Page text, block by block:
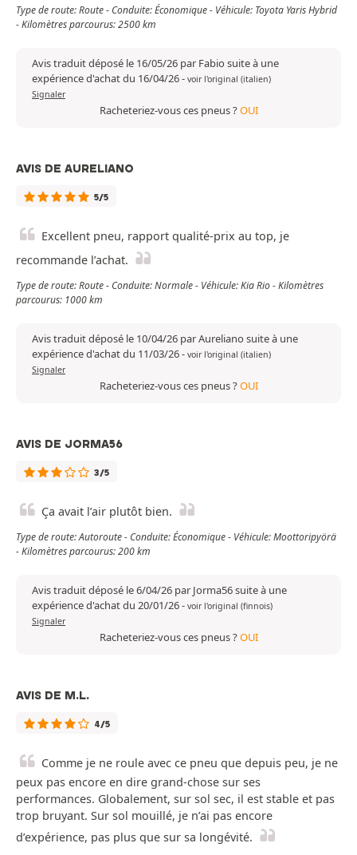
Type de route: Route - Conduite: Économique - Véhicule: Toyota Yaris Hybrid
- Kilomètres parcourus: 2500 km
Avis traduit déposé le 16/05/26 par Fabio suite à une
expérience d'achat du 16/04/26- voir l'original (italien)
Signaler
Racheteriez-vous ces pneus ?OUI
AVIS DE AURELIANO
5/5
Excellent pneu, rapport qualité-prix au top, je
recommande l’achat.
Type de route: Route - Conduite: Normale - Véhicule: Kia Rio - Kilomètres
parcourus: 1000 km
Avis traduit déposé le 10/04/26 par Aureliano suite à une
expérience d'achat du 11/03/26- voir l'original (italien)
Signaler
Racheteriez-vous ces pneus ?OUI
AVIS DE JORMA56
3/5
Ça avait l’air plutôt bien.
Type de route: Autoroute - Conduite: Économique - Véhicule: Moottoripyörä
- Kilomètres parcourus: 200 km
Avis traduit déposé le 6/04/26 par Jorma56 suite à une
expérience d'achat du 20/01/26- voir l'original (finnois)
Signaler
Racheteriez-vous ces pneus ?OUI
AVIS DE M.L.
4/5
Comme je ne roule avec ce pneu que depuis peu, je ne
peux pas encore en dire grand-chose sur ses
performances. Globalement, sur sol sec, il est stable et pas
trop bruyant. Sur sol mouillé, je n’ai pas encore
d’expérience, pas plus que sur sa longévité.